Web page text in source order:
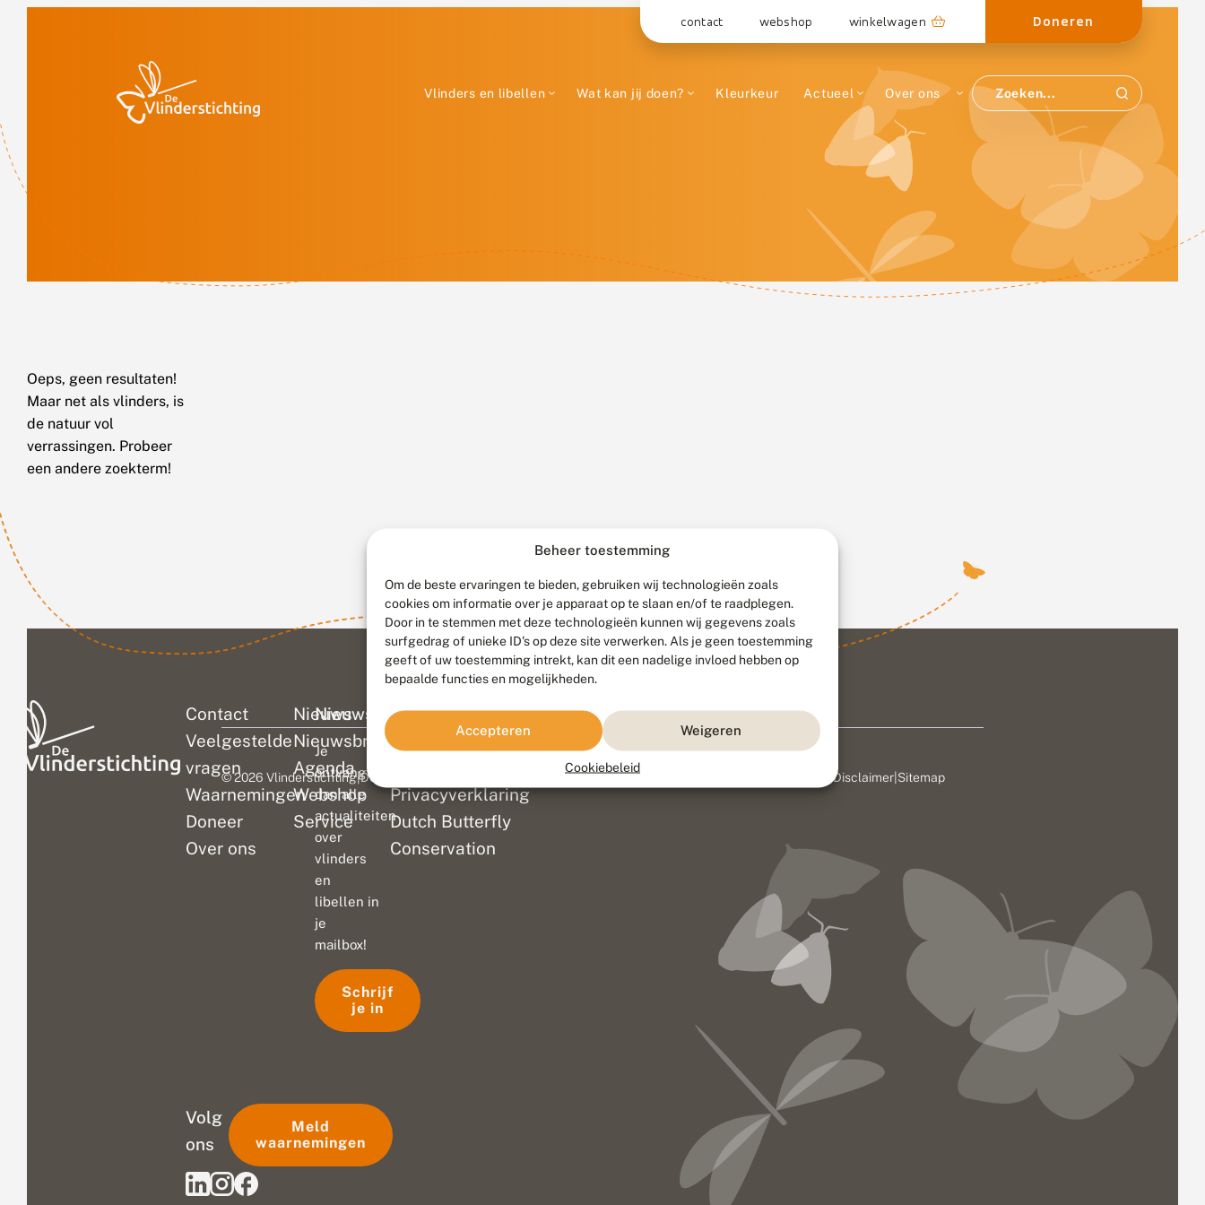
Beheer toestemming
Om de beste ervaringen te bieden, gebruiken wij technologieën zoals
cookies om informatie over je apparaat op te slaan en/of te raadplegen.
Door in te stemmen met deze technologieën kunnen wij gegevens zoals
surfgedrag of unieke ID's op deze site verwerken. Als je geen toestemming
geeft of uw toestemming intrekt, kan dit een nadelige invloed hebben op
bepaalde functies en mogelijkheden.
Accepteren Weigeren
Cookiebeleid
contact webshop winkelwagen Doneren
Vlinders en libellen Wat kan jij doen? Kleurkeur Actueel Over ons
Oeps, geen resultaten!
Maar net als vlinders, is
de natuur vol
verrassingen. Probeer
een andere zoekterm!
Contact
Veelgestelde
vragen
Waarnemingen
Doneer
Over ons
Nieuws
Nieuwsbrief
Agenda
Webshop
Service
Colofon
Disclaimer
Privacyverklaring
Dutch Butterfly
Conservation
Nieuwsbrief
Je
ontvangt
dan alle
actualiteiten
over
vlinders
en
libellen in
je
mailbox!
Schrijf
je in
Volg
ons
Meld
waarnemingen
© 2026 Vlinderstichting|Duurzaam ontwikkeld door Go2People, ontworpen door Disclaimer Sitemap